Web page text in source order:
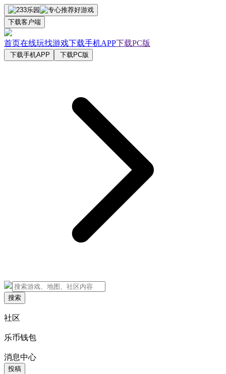
下载客户端
首页在线玩找游戏下载手机APP下载PC版
下载手机APP 下载PC版
搜索
社区
乐币钱包
消息中心
投稿